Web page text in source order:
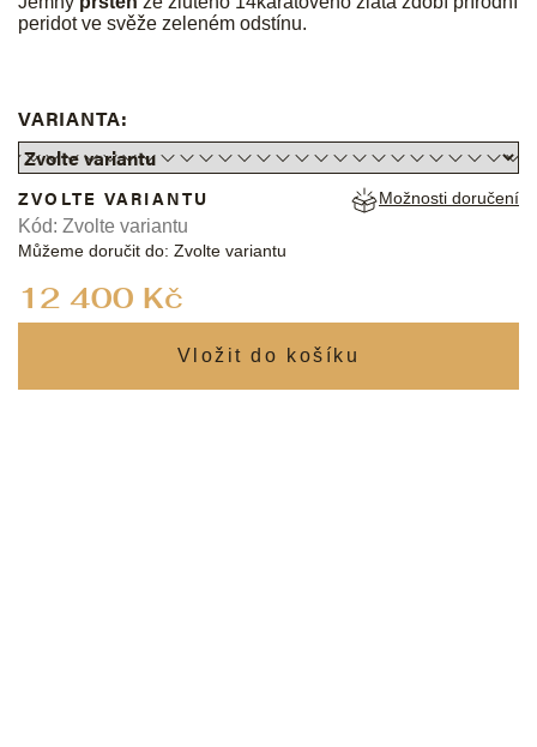
peridot ve svěže zeleném odstínu.
VARIANTA:
12 400 Kč
ZVOLTE VARIANTU
Můžeme doručit do: Zvolte variantu
Možnosti doručení
Kód: Zvolte variantu